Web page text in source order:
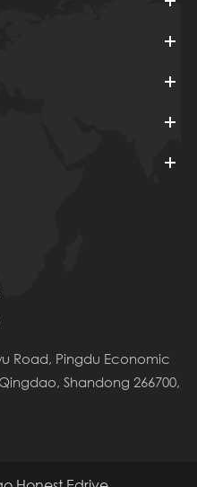
Road, Pingdu Economic
Shandong 266700,